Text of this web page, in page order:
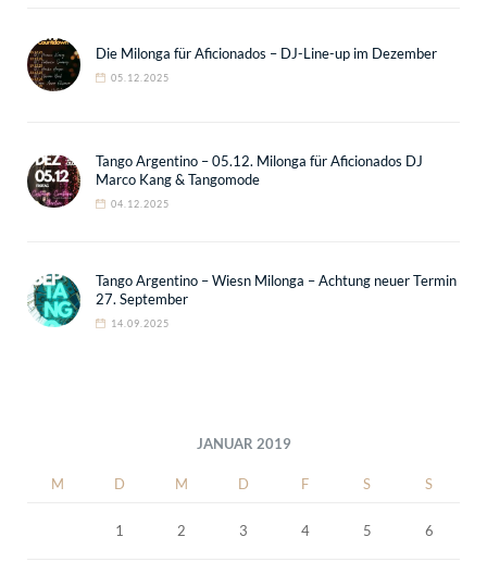
Die Milonga für Aficionados – DJ-Line-up im Dezember
05.12.2025
Tango Argentino – 05.12. Milonga für Aficionados DJ
Marco Kang & Tangomode
04.12.2025
Tango Argentino – Wiesn Milonga – Achtung neuer Termin
27. September
14.09.2025
JANUAR 2019
M D M D F S S
1 2 3 4 5 6